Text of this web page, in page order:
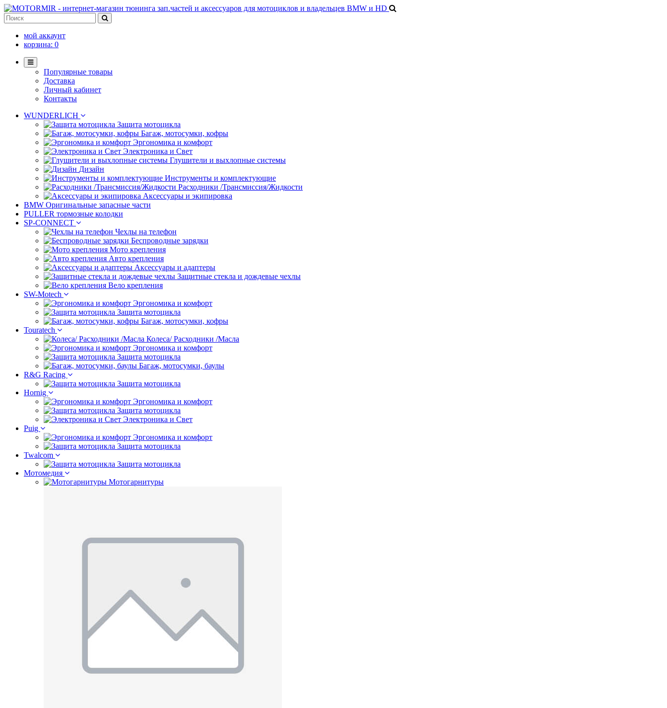
мой аккаунт
корзина: 0
Популярные товары
Доставка
Личный кабинет
Контакты
WUNDERLICH
Защита мотоцикла
Багаж, мотосумки, кофры
Эргономика и комфорт
Электроника и Свет
Глушители и выхлопные системы
Дизайн
Инструменты и комплектующие
Расходники /Трансмиссия/Жидкости
Аксессуары и экипировка
BMW Оригинальные запасные части
PULLER тормозные колодки
SP-CONNECT
Чехлы на телефон
Беспроводные зарядки
Мото крепления
Авто крепления
Аксессуары и адаптеры
Защитные стекла и дождевые чехлы
Вело крепления
SW-Motech
Эргономика и комфорт
Защита мотоцикла
Багаж, мотосумки, кофры
Touratech
Колеса/ Расходники /Масла
Эргономика и комфорт
Защита мотоцикла
Багаж, мотосумки, баулы
R&G Racing
Защита мотоцикла
Hornig
Эргономика и комфорт
Защита мотоцикла
Электроника и Свет
Puig
Эргономика и комфорт
Защита мотоцикла
Twalcom
Защита мотоцикла
Мотомедия
Мотогарнитуры